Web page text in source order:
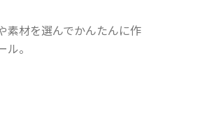
素材を選んでかんたんに作
。